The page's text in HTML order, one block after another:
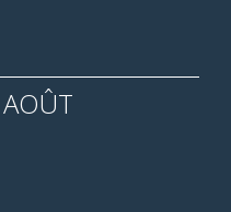
AOÛT